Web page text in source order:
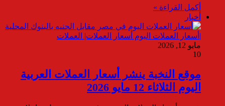
أكمل القراءة »
أخبار
مايو 12, 2026
10
موقع النخبة ينشر أسعار العملات العربية
اليوم الثلاثاء 12 مايو 2026